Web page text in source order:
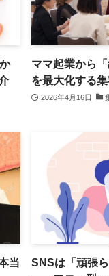
ママ起業から
を最大化する
2026年4月16日
当
SNSは「頑張